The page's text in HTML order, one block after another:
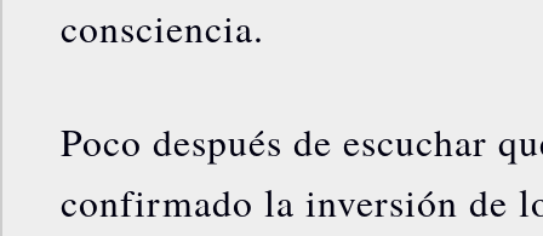
consciencia.
Poco después de escuchar
confirmado la inversión de